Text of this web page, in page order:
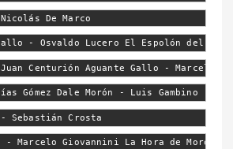
De Marco
- Osvaldo Lucero El Espolón del
Centurión Aguante Gallo - Marcelo
Gómez Dale Morón - Luis Gambino
Sebastián Crosta
- Marcelo Giovannini La Hora de Morón